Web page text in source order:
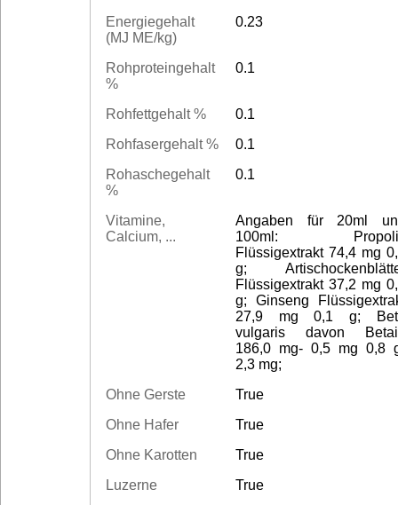
Energiegehalt
(MJ ME/kg)
0.23
Rohproteingehalt
%
0.1
Rohfettgehalt %
0.1
Rohfasergehalt %
0.1
Rohaschegehalt
%
0.1
Vitamine,
Calcium, ...
Angaben für 20ml
100ml:
Flüssigextrakt 74,4 mg
g;
Flüssigextrakt 37,2 mg
g; Ginseng
27,9 mg 0,1 g;
vulgaris davon
186,0 mg- 0,5 mg 0,8
2,3 mg;
Ohne Gerste
True
Ohne Hafer
True
Ohne Karotten
True
Luzerne
True